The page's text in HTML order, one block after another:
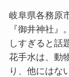
岐阜県各務原
『御井神社
しすぎると話
花手水は、動
り、他にはな